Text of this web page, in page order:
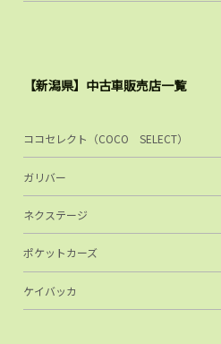
【新潟県】中古車販売店一覧
ココセレクト（COCO SELECT）
ガリバー
ネクステージ
ポケットカーズ
ケイバッカ